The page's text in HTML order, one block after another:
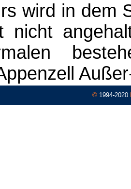
wird in dem
nicht
© 1994-2020